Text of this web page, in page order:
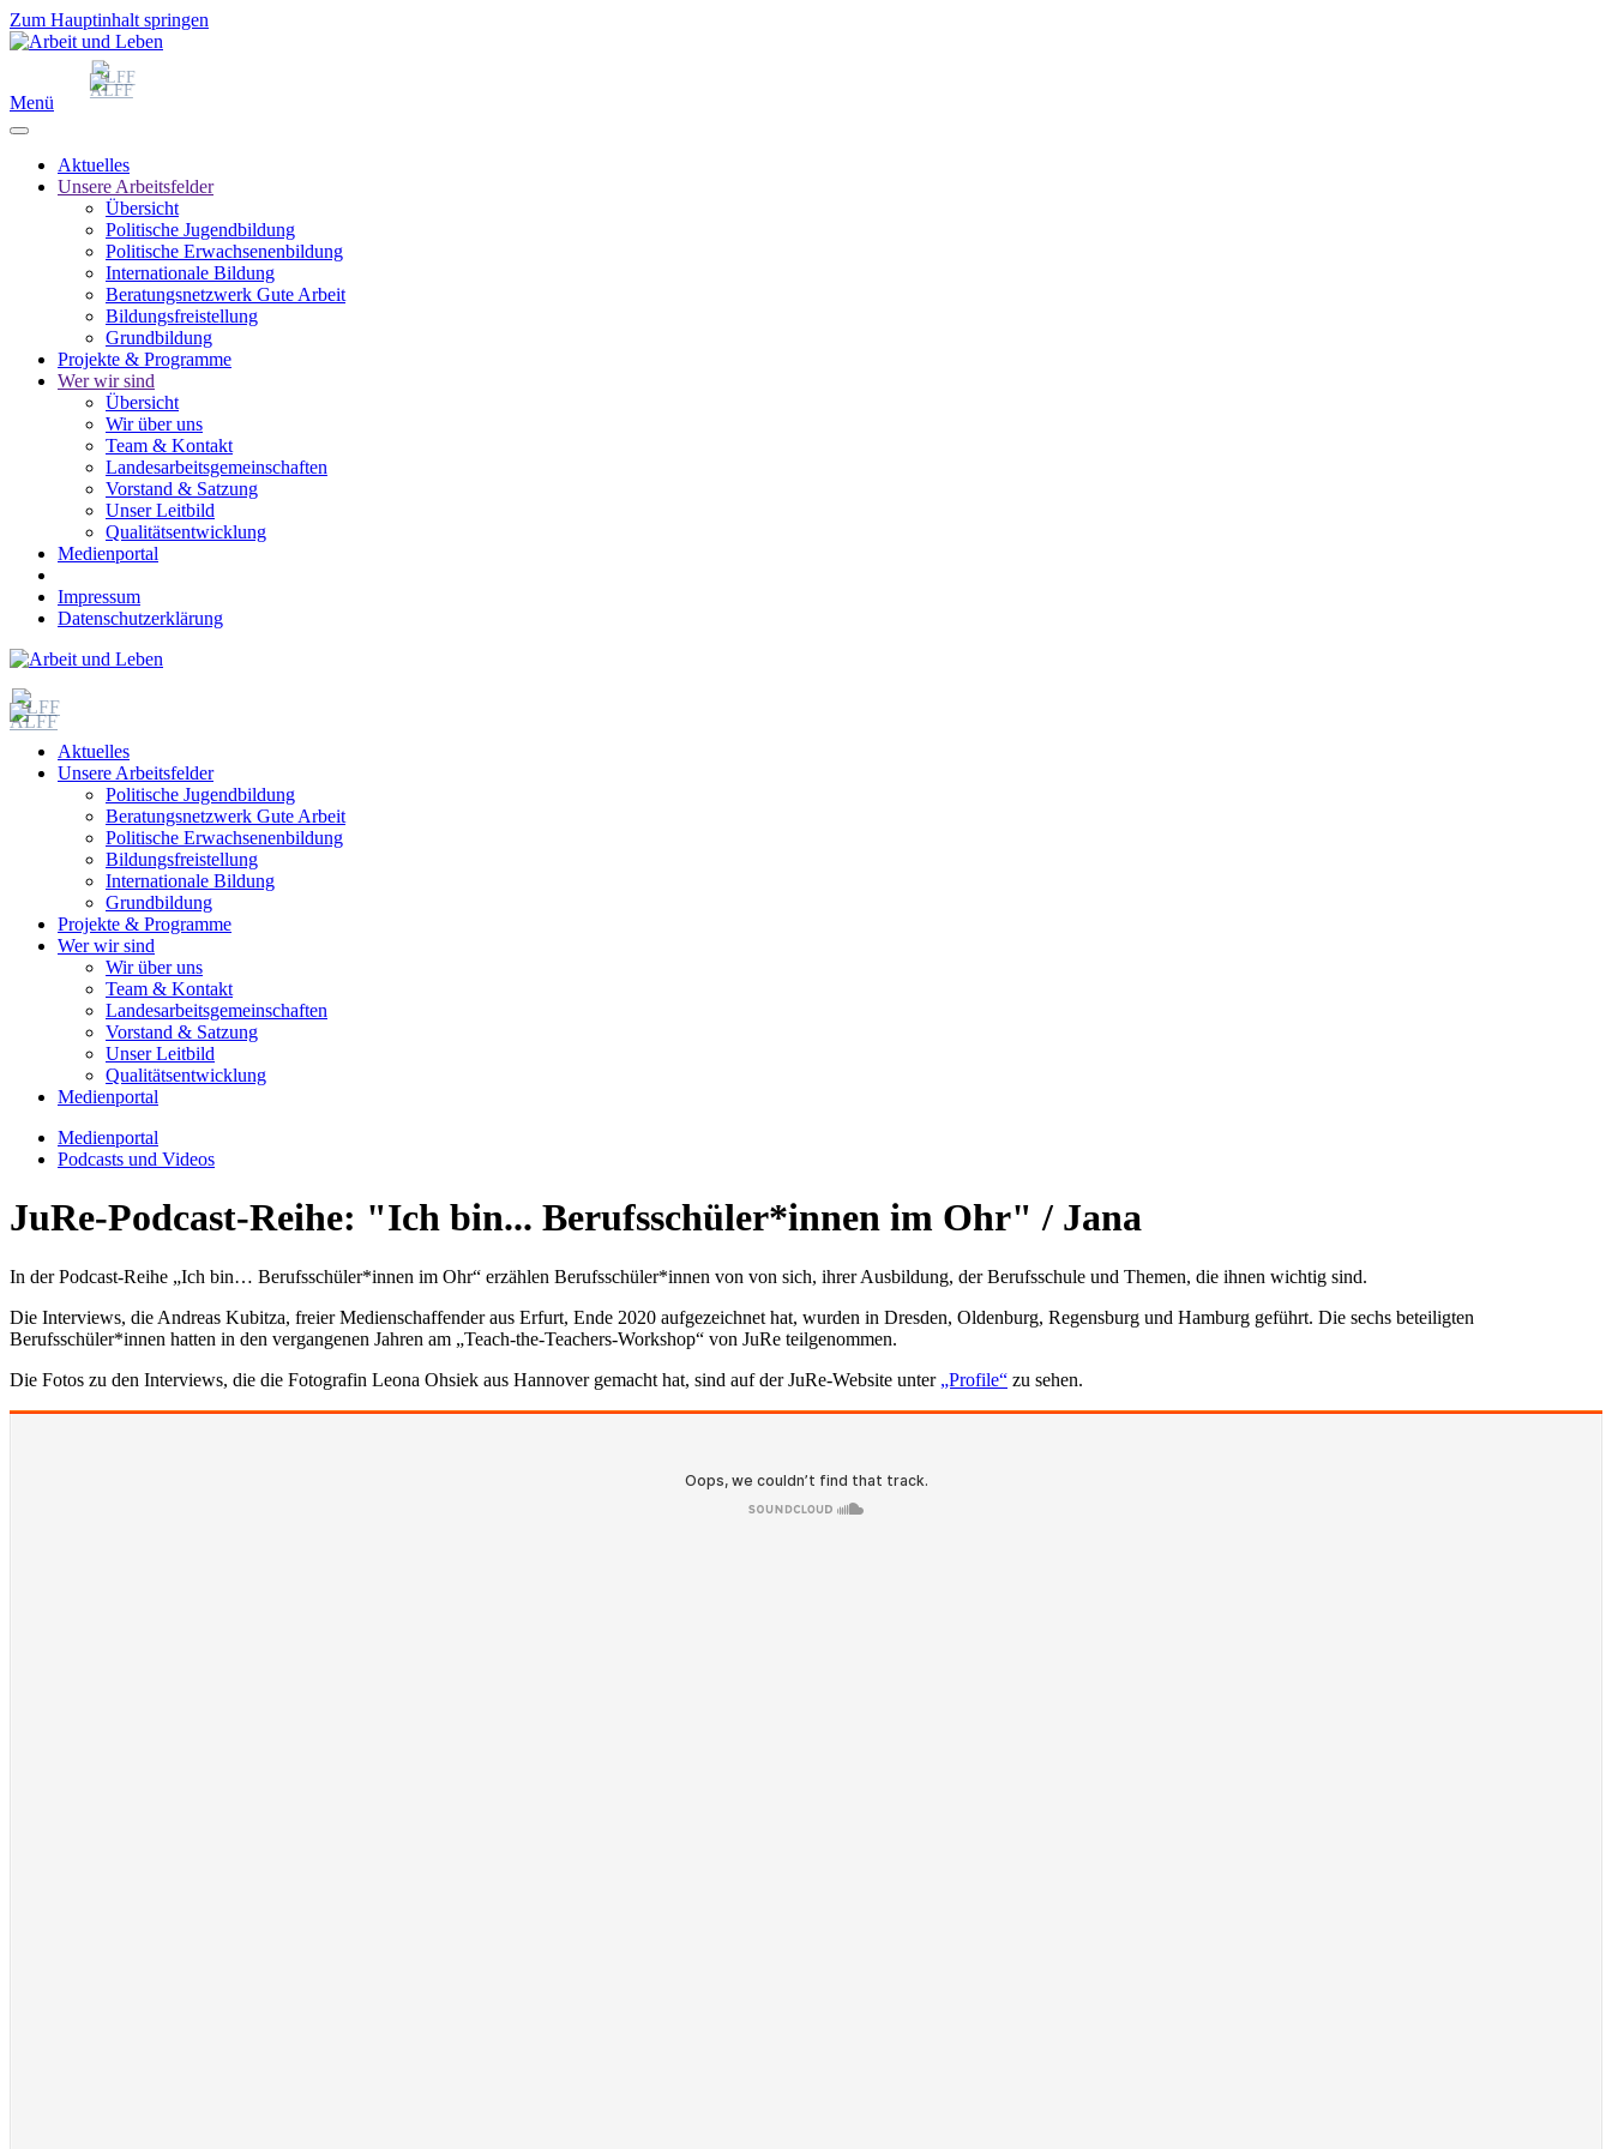
Zum Hauptinhalt springen
Menü
Aktuelles
Unsere Arbeitsfelder
Übersicht
Politische Jugendbildung
Politische Erwachsenenbildung
Internationale Bildung
Beratungsnetzwerk Gute Arbeit
Bildungsfreistellung
Grundbildung
Projekte & Programme
Wer wir sind
Übersicht
Wir über uns
Team & Kontakt
Landesarbeitsgemeinschaften
Vorstand & Satzung
Unser Leitbild
Qualitätsentwicklung
Medienportal
Impressum
Datenschutzerklärung
Aktuelles
Unsere Arbeitsfelder
Politische Jugendbildung
Beratungsnetzwerk Gute Arbeit
Politische Erwachsenenbildung
Bildungsfreistellung
Internationale Bildung
Grundbildung
Projekte & Programme
Wer wir sind
Wir über uns
Team & Kontakt
Landesarbeitsgemeinschaften
Vorstand & Satzung
Unser Leitbild
Qualitätsentwicklung
Medienportal
Medienportal
Podcasts und Videos
JuRe-Podcast-Reihe: "Ich bin... Berufsschüler*innen im Ohr" / Jana
In der Podcast-Reihe „Ich bin… Berufsschüler*innen im Ohr“ erzählen Berufsschüler*innen von von sich, ihrer Ausbildung, der Berufsschule und Themen, die ihnen wichtig sind.
Die Interviews, die Andreas Kubitza, freier Medienschaffender aus Erfurt, Ende 2020 aufgezeichnet hat, wurden in Dresden, Oldenburg, Regensburg und Hamburg geführt. Die sechs beteiligten
Berufsschüler*innen hatten in den vergangenen Jahren am „Teach-the-Teachers-Workshop“ von JuRe teilgenommen.
Die Fotos zu den Interviews, die die Fotografin Leona Ohsiek aus Hannover gemacht hat, sind auf der JuRe-Website unter „Profile“ zu sehen.